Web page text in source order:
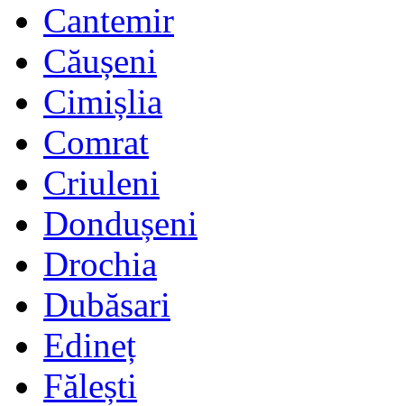
Cantemir
Căușeni
Cimișlia
Comrat
Criuleni
Dondușeni
Drochia
Dubăsari
Edineț
Fălești